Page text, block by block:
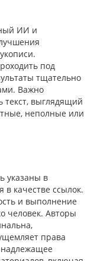
ИИ и
под
тщательно
Важно
текст, выглядящий
неполные или
указаны в
в качестве ссылок.
и выполнение
человек. Авторы
права
надлежащее